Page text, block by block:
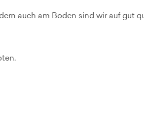
auch am Boden sind wir auf gut